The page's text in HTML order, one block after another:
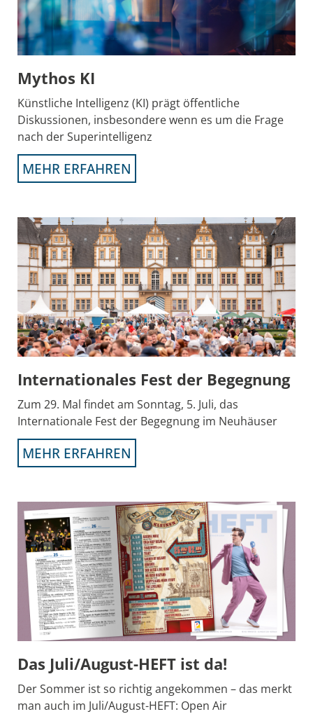
Mythos KI
Künstliche Intelligenz (KI) prägt öffentliche
Diskussionen, insbesondere wenn es um die Frage
nach der Superintelligenz
MEHR ERFAHREN
Internationales Fest der Begegnung
Zum 29. Mal findet am Sonntag, 5. Juli, das
Internationale Fest der Begegnung im Neuhäuser
MEHR ERFAHREN
Das Juli/August-HEFT ist da!
Der Sommer ist so richtig angekommen – das merkt
man auch im Juli/August-HEFT: Open Air